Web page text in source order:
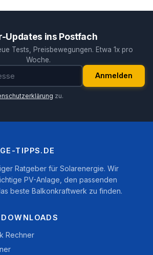
Updates ins Postfach
Tests, Preisbewegungen. Etwa 1x pro
Woche.
Anmelden
zu.
TIPPS.DE
Ratgeber für Solarenergie. Wir
PV-Anlage, den passenden
beste Balkonkraftwerk zu finden.
Rechner